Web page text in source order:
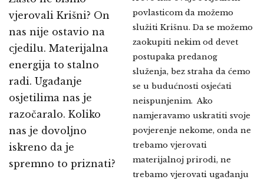
vjerovali Krišni? On
nas nije ostavio na
cjedilu. Materijalna
energija to stalno
radi. Ugađanje
osjetilima nas je
razočaralo. Koliko
nas je dovoljno
iskreno da je
spremno to priznati?
povlasticom da možemo
služiti Krišnu. Da se možemo
zaokupiti nekim od devet
postupaka predanog
služenja, bez straha da ćemo
se u budućnosti osjećati
neispunjenim. Ako
namjeravamo uskratiti svoje
povjerenje nekome, onda ne
trebamo vjerovati
materijalnoj prirodi, ne
trebamo vjerovati ugađanju